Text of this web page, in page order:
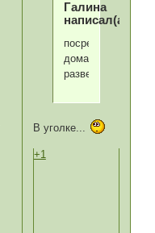
Галина
написал(а):
посреди
дома
развести?
В уголке...
+1